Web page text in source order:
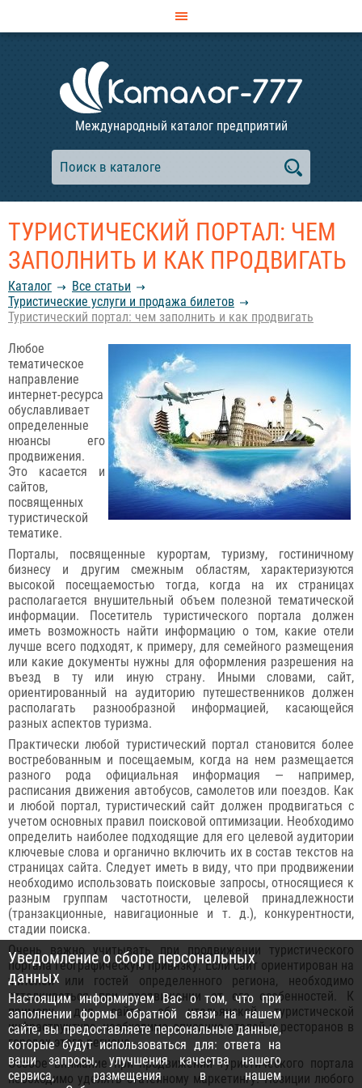
Международный каталог предприятий
ТУРИСТИЧЕСКИЙ ПОРТАЛ: ЧЕМ
ЗАПОЛНИТЬ И КАК ПРОДВИГАТЬ
Каталог
Все статьи
Туристические услуги и продажа билетов
Туристический портал: чем заполнить и как продвигать
Любое
тематическое
направление
интернет-ресурса
обуславливает
определенные
нюансы его
продвижения.
Это касается и
сайтов,
посвященных
туристической
тематике.
Порталы, посвященные курортам, туризму, гостиничному
бизнесу и другим смежным областям, характеризуются
высокой посещаемостью тогда, когда на их страницах
располагается внушительный объем полезной тематической
информации. Посетитель туристического портала должен
иметь возможность найти информацию о том, какие отели
лучше всего подходят, к примеру, для семейного размещения
или какие документы нужны для оформления разрешения на
въезд в ту или иную страну. Иными словами, сайт,
ориентированный на аудиторию путешественников должен
располагать разнообразной информацией, касающейся
разных аспектов туризма.
Практически любой туристический портал становится более
востребованным и посещаемым, когда на нем размещается
разного рода официальная информация — например,
расписания движения автобусов, самолетов или поездов. Как
и любой портал, туристический сайт должен продвигаться с
учетом основных правил поисковой оптимизации. Необходимо
определить наиболее подходящие для его целевой аудитории
ключевые слова и органично включить их в состав текстов на
страницах сайта. Следует иметь в виду, что при продвижении
необходимо использовать поисковые запросы, относящиеся к
разным группам частотности, целевой принадлежности
(транзакционные, навигационные и т. д.), конкурентности,
стадии поиска.
Очень важно учитывать при продвижении туристического
портала географическую привязку. Если сайт ориентирован на
жителей или гостей определенного региона, необходимо
отталкиваться при продвижении от его особенностей. К
примеру, для сайта об итальянской туристической
инфраструктуре, необходимо описание отелей и ресторанов в
городах этого региона.
Особое внимание при продвижении туристического портала
необходимо уделять статейному маркетингу. Позиции любого
Уведомление о сборе персональных
данных
Настоящим информируем Вас о том, что при
заполнении формы обратной связи на нашем
сайте, вы предоставляете персональные данные,
которые будут использоваться для: ответа на
ваши запросы, улучшения качества нашего
сервиса, размещения в нашем